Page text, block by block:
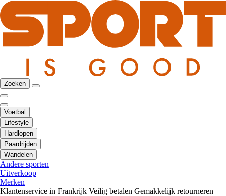
Zoeken
Voetbal
Lifestyle
Hardlopen
Paardrijden
Wandelen
Andere sporten
Uitverkoop
Merken
Klantenservice in Frankrijk Veilig betalen Gemakkelijk retourneren